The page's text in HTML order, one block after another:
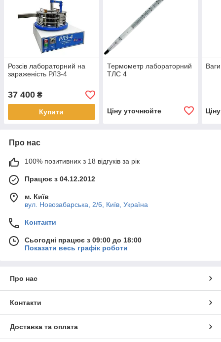
Розсів лабораторний на
зараженість РЛЗ-4
37 400 ₴
Купити
Термометр лабораторний
ТЛС 4
Ціну уточнюйте
Про нас
100% позитивних з 18 відгуків за рік
Працює з 04.12.2012
м. Київ
вул. Новозабарська, 2/6, Київ, Україна
Контакти
Сьогодні працює з 09:00 до 18:00
Показати весь графік роботи
Про нас
Контакти
Доставка та оплата